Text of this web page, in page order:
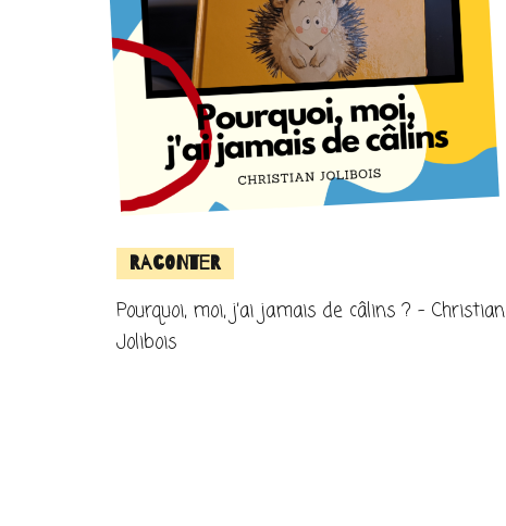
Raconter
Pourquoi, moi, j’ai jamais de câlins ? – Christian
Jolibois